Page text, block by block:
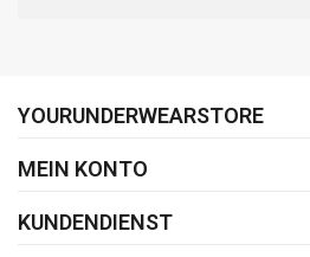
YOURUNDERWEARSTORE
MEIN KONTO
KUNDENDIENST